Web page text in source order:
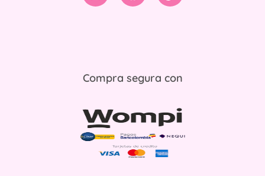
Compra segura con